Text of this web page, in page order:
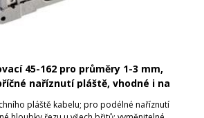
45-162 pro průměry 1-3 mm,
naříznutí pláště, vhodné i na
L/T trubičky
pláště kabelu; pro podélné naříznutí